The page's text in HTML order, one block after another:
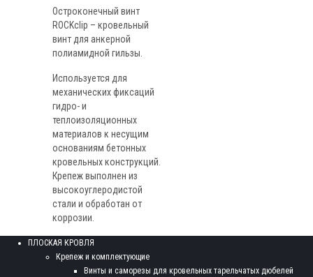
Остроконечный винт
ROCKclip – кровельный
винт для анкерной
полиамидной гильзы.
Используется для
механических фиксаций
гидро- и
теплоизоляционных
материалов к несущим
основаниям бетонных
кровельных конструкций.
Крепеж выполнен из
высокоуглеродистой
стали и обработан от
коррозии.
ПЛОСКАЯ КРОВЛЯ
Крепеж и комплектующие
Винты и саморезы для кровельных тарельчатых дюбелей